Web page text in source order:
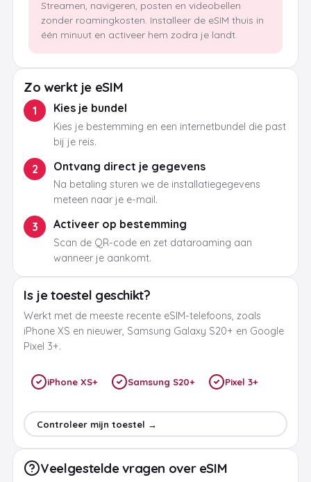
Streamen, navigeren, posten en videobellen
zonder roamingkosten. Installeer de eSIM thuis in
één minuut en activeer hem zodra je landt.
Zo werkt je eSIM
1 Kies je bundel
Kies je bestemming en een internetbundel die past
bij je reis.
2 Ontvang direct je gegevens
Na betaling sturen we de installatiegegevens
meteen naar je e-mail.
3 Activeer op bestemming
Scan de QR-code en zet dataroaming aan
wanneer je aankomt.
Is je toestel geschikt?
Werkt met de meeste recente eSIM-telefoons, zoals
iPhone XS en nieuwer, Samsung Galaxy S20+ en Google
Pixel 3+.
iPhone XS+ Samsung S20+ Pixel 3+
Controleer mijn toestel →
Veelgestelde vragen over eSIM